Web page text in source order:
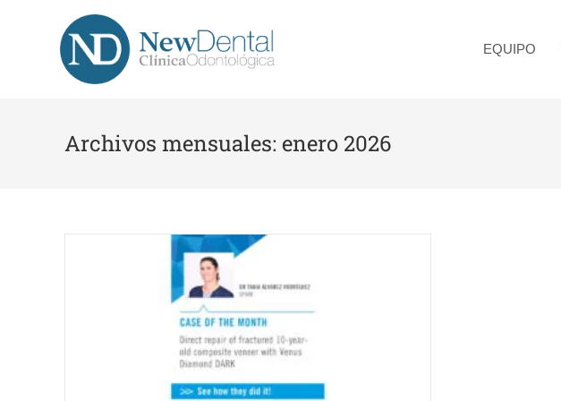
EQUIPO
Archivos mensuales: enero 2026